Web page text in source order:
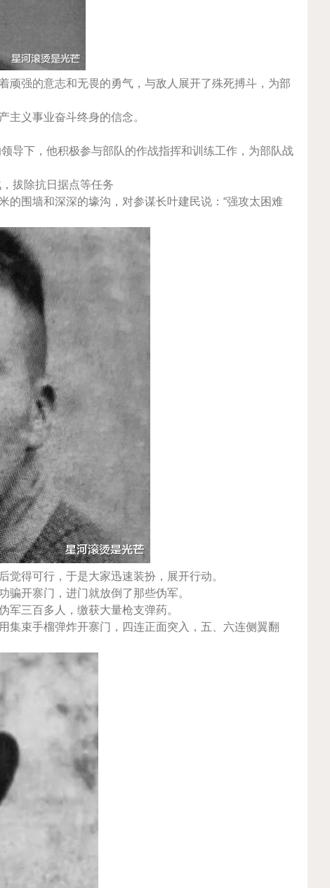
顽强的意志和无畏的勇气，与敌人展开了殊死搏斗，为部
主义事业奋斗终身的信念。
导下，他积极参与部队的作战指挥和训练工作，为部队战
拔除抗日据点等任务
围墙和深深的壕沟，对参谋长叶建民说：“强攻太困难
得可行，于是大家迅速装扮，展开行动。
骗开寨门，进门就放倒了那些伪军。
三百多人，缴获大量枪支弹药。
集束手榴弹炸开寨门，四连正面突入，五、六连侧翼翻